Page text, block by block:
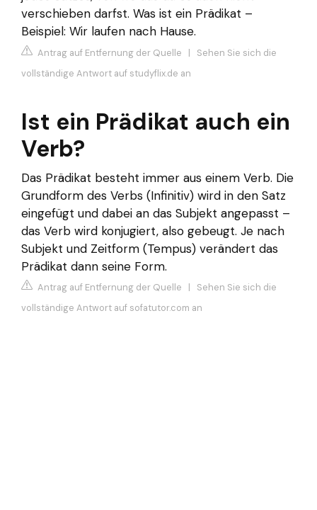
verschieben darfst. Was ist ein Prädikat –
Beispiel: Wir laufen nach Hause.
Antrag auf Entfernung der Quelle | Sehen Sie sich die
vollständige Antwort auf studyflix.de an
Ist ein Prädikat auch ein
Verb?
Das Prädikat besteht immer aus einem Verb. Die
Grundform des Verbs (Infinitiv) wird in den Satz
eingefügt und dabei an das Subjekt angepasst –
das Verb wird konjugiert, also gebeugt. Je nach
Subjekt und Zeitform (Tempus) verändert das
Prädikat dann seine Form.
Antrag auf Entfernung der Quelle | Sehen Sie sich die
vollständige Antwort auf sofatutor.com an